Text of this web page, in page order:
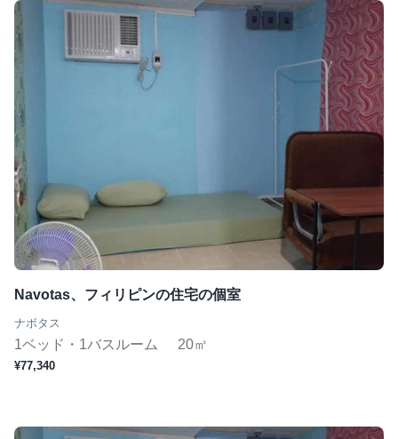
Navotas、フィリピンの住宅の個室
ナボタス
1ベッド・1バスルーム 20㎡
¥77,340